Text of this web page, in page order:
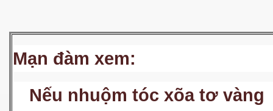
Mạn đàm xem:
Nếu nhuộm tóc xõa tơ vàng